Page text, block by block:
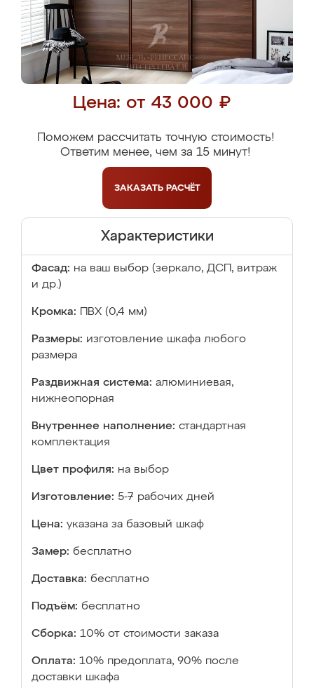
Цена: от 43 000 ₽
Поможем рассчитать точную стоимость!
Ответим менее, чем за 15 минут!
ЗАКАЗАТЬ РАСЧЁТ
Характеристики
Фасад: на ваш выбор (зеркало, ДСП, витраж
и др.)
Кромка: ПВХ (0,4 мм)
Размеры: изготовление шкафа любого
размера
Раздвижная система: алюминиевая,
нижнеопорная
Внутреннее наполнение: стандартная
комплектация
Цвет профиля: на выбор
Изготовление: 5-7 рабочих дней
Цена: указана за базовый шкаф
Замер: бесплатно
Доставка: бесплатно
Подъём: бесплатно
Сборка: 10% от стоимости заказа
Оплата: 10% предоплата, 90% после
доставки шкафа